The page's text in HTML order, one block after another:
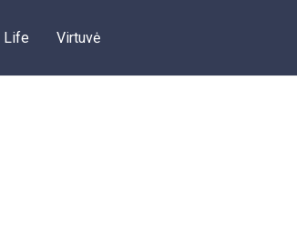
Life Virtuvė